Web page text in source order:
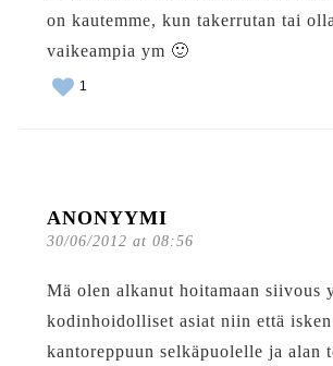
on kautemme, kun takerrutan tai
vaikeampia ym 🙂
1
ANONYYMI
30/06/2012 at 08:56
Mä olen alkanut hoitamaan siivous
kodinhoidolliset asiat niin että
kantoreppuun selkäpuolelle ja alan